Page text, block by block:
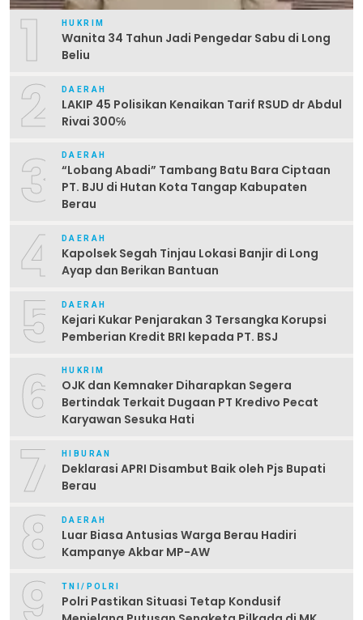
1 HUKRIM
Wanita 34 Tahun Jadi Pengedar Sabu di Long
Beliu
2 DAERAH
LAKIP 45 Polisikan Kenaikan Tarif RSUD dr Abdul
Rivai 300℅
3 DAERAH
“Lobang Abadi” Tambang Batu Bara Ciptaan
PT. BJU di Hutan Kota Tangap Kabupaten
Berau
4 DAERAH
Kapolsek Segah Tinjau Lokasi Banjir di Long
Ayap dan Berikan Bantuan
5 DAERAH
Kejari Kukar Penjarakan 3 Tersangka Korupsi
Pemberian Kredit BRI kepada PT. BSJ
6 HUKRIM
OJK dan Kemnaker Diharapkan Segera
Bertindak Terkait Dugaan PT Kredivo Pecat
Karyawan Sesuka Hati
7 HIBURAN
Deklarasi APRI Disambut Baik oleh Pjs Bupati
Berau
8 DAERAH
Luar Biasa Antusias Warga Berau Hadiri
Kampanye Akbar MP-AW
TNI/POLRI
Polri Pastikan Situasi Tetap Kondusif